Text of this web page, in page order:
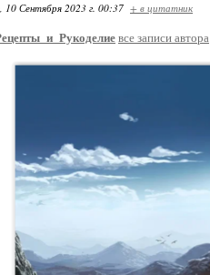
10 Сентября 2023 г. 00:37 + в цитатник
все записи автора